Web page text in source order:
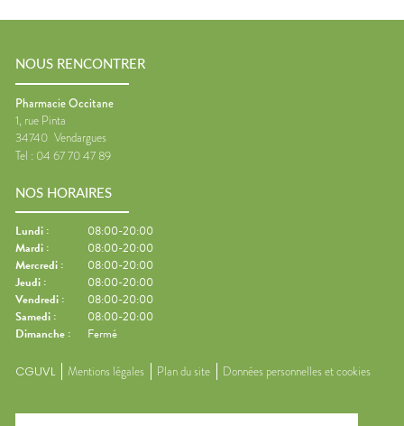
NOUS RENCONTRER
Pharmacie Occitane
1, rue Pinta
34740 Vendargues
Tel : 04 67 70 47 89
NOS HORAIRES
Lundi :
08:00-20:00
Mardi :
08:00-20:00
Mercredi :
08:00-20:00
Jeudi :
08:00-20:00
Vendredi :
08:00-20:00
Samedi :
08:00-20:00
Dimanche : Fermé
CGUVL Mentions légales Plan du site Données personnelles et cookies